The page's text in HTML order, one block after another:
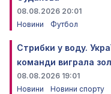
08.08.2026 20:01
Новини
Футбол
Стрибки у воду.
команди виграла
08.08.2026 19:01
Новини
Новини спорту